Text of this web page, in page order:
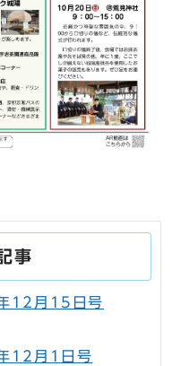
事
12月15日号
12月1日号